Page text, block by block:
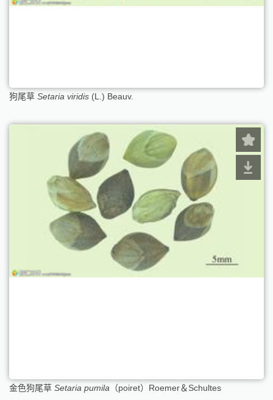
狗尾草 Setaria viridis (L.) Beauv.
金色狗尾草 Setaria pumila （poiret）Roemer＆Schultes